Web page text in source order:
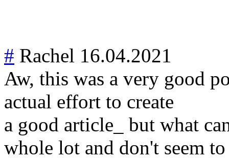
# Rachel 16.04.2021
Aw, this was a very good
actual effort to create
a good article_ but what
whole lot and don't seem